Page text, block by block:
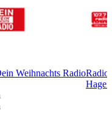
Weihnachts RadioRadio